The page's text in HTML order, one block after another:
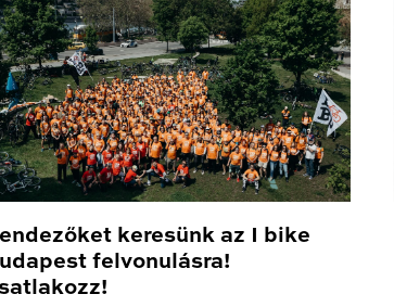
keresünk az I bike
felvonulásra!